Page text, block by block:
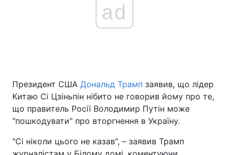
Україна Політика
Економіка Світ
Спорт Наука
ad
Президент США Дональд Трамп заявив, що лідер
Китаю Сі Цзіньпін нібито не говорив йому про те,
що правитель Росії Володимир Путін може
"пошкодувати" про вторгнення в Україну.
"Сі ніколи цього не казав", – заявив Трамп